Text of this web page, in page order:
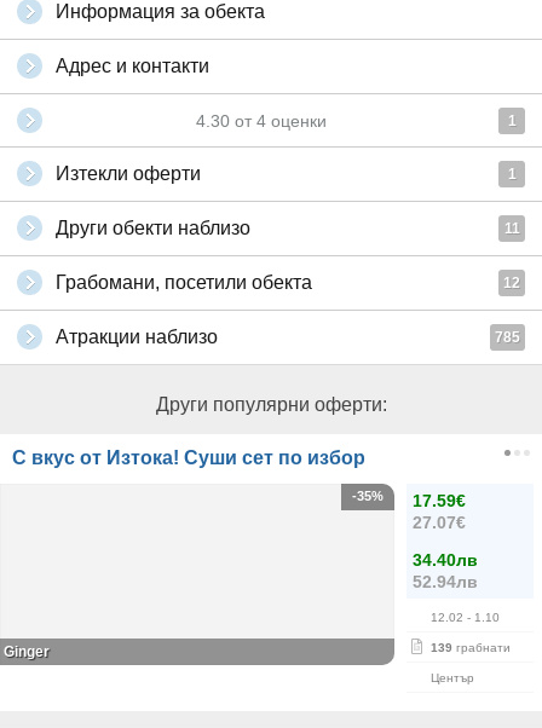
Информация за обекта
Адрес и контакти
4.30 от 4 оценки 1
Изтекли оферти 1
Други обекти наблизо 11
Грабомани, посетили обекта 12
Атракции наблизо 785
Други популярни оферти:
С вкус от Изтока! Суши сет по избор
17.59€
27.07€
34.40лв
52.94лв
12.02 - 1.10
139 грабнати
Център
-35%
Ginger